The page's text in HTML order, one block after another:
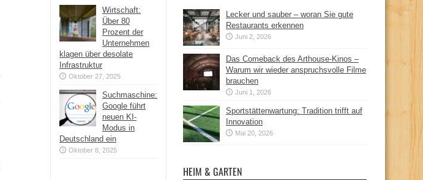
Wirtschaft:
Über 80
Prozent der
Unternehmen
klagen über desolate
Infrastruktur
Oktober 27, 2025
Suchmaschine:
Google führt
neuen KI-
Modus in
Deutschland ein
Oktober 8, 2025
Lecker und sauber – woran Sie gute
Restaurants erkennen
Juni 2, 2026
Das Comeback des Arthouse-Kinos –
Warum wir wieder anspruchsvolle Filme
brauchen
Juni 1, 2026
Sportstättenwartung: Tradition trifft auf
Innovation
Mai 20, 2026
HEIM & GARTEN